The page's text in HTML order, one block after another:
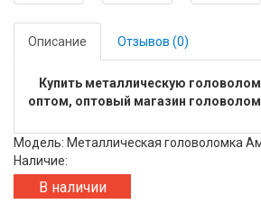
Описание Отзывов (0)
Купить металлическую
оптом, оптовый магазин
Модель: Металлическая головоломка
Наличие:
В наличии